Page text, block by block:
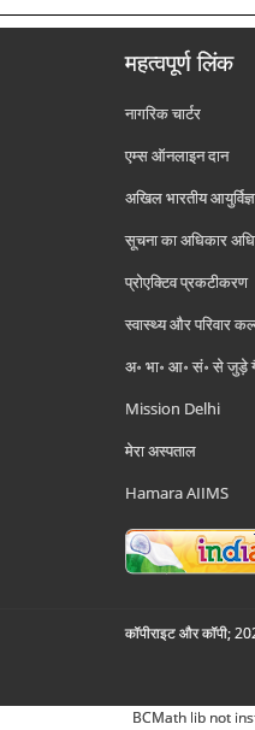
महत्वपूर्ण लिंक
नागरिक चार्टर
एम्स ऑनलाइन दान
अखिल भारतीय
सूचना का अधिकार
प्रोएक्टिव प्रकटीकरण
स्वास्थ्य और परिवार
अ॰ भा॰ आ॰ सं॰ से जुड़े
Mission Delhi
मेरा अस्पताल
Hamara AIIMS
कॉपीराइट और कॉपी;
BCMath lib not